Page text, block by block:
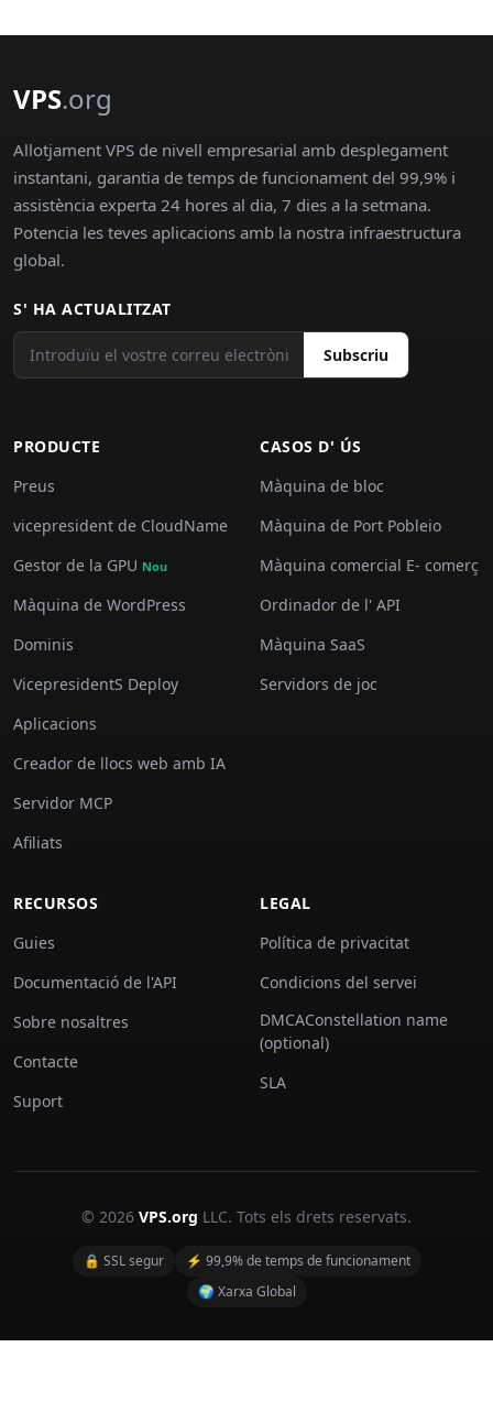
VPS.org
Allotjament VPS de nivell empresarial amb desplegament
instantani, garantia de temps de funcionament del 99,9% i
assistència experta 24 hores al dia, 7 dies a la setmana.
Potencia les teves aplicacions amb la nostra infraestructura
global.
S' HA ACTUALITZAT
Subscriu
PRODUCTE
Preus
vicepresident de CloudName
Gestor de la GPU Nou
Màquina de WordPress
Dominis
VicepresidentS Deploy
Aplicacions
Creador de llocs web amb IA
Servidor MCP
Afiliats
CASOS D' ÚS
Màquina de bloc
Màquina de Port Pobleio
Màquina comercial E- comerç
Ordinador de l' API
Màquina SaaS
Servidors de joc
RECURSOS
Guies
Documentació de l'API
Sobre nosaltres
Contacte
Suport
LEGAL
Política de privacitat
Condicions del servei
DMCAConstellation name
(optional)
SLA
© 2026 VPS.org LLC. Tots els drets reservats.
🔒 SSL segur
⚡ 99,9% de temps de funcionament
🌍 Xarxa Global